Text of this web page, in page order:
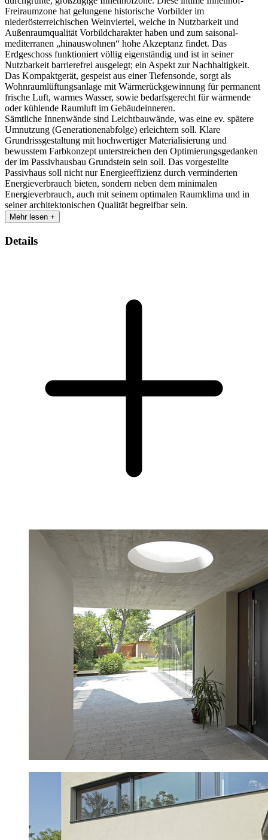
Freiraumzone hat gelungene historische Vorbilder im
niederösterreichischen Weinviertel, welche in Nutzbarkeit und
Außenraumqualität Vorbildcharakter haben und zum saisonal-
mediterranen „hinauswohnen“ hohe Akzeptanz findet. Das
Erdgeschoss funktioniert völlig eigenständig und ist in seiner
Nutzbarkeit barrierefrei ausgelegt; ein Aspekt zur Nachhaltigkeit.
Das Kompaktgerät, gespeist aus einer Tiefensonde, sorgt als
Wohnraumlüftungsanlage mit Wärmerückgewinnung für permanent
frische Luft, warmes Wasser, sowie bedarfsgerecht für wärmende
oder kühlende Raumluft im Gebäudeinneren.
Sämtliche Innenwände sind Leichtbauwände, was eine ev. spätere
Umnutzung (Generationenabfolge) erleichtern soll. Klare
Grundrissgestaltung mit hochwertiger Materialisierung und
bewusstem Farbkonzept unterstreichen den Optimierungsgedanken
der im Passivhausbau Grundstein sein soll. Das vorgestellte
Passivhaus soll nicht nur Energieeffizienz durch verminderten
Energieverbrauch bieten, sondern neben dem minimalen
Energieverbrauch, auch mit seinem optimalen Raumklima und in
seiner architektonischen Qualität begreifbar sein.
Mehr lesen +
Details